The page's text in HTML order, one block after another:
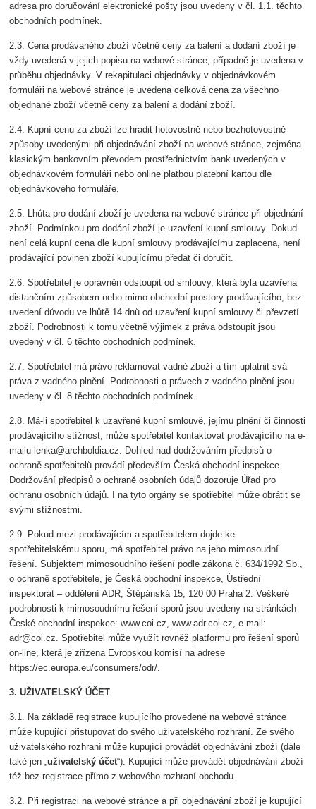
adresa pro doručování elektronické pošty jsou uvedeny v čl. 1.1. těchto
obchodních podmínek.
2.3. Cena prodávaného zboží včetně ceny za balení a dodání zboží je
vždy uvedená v jejich popisu na webové stránce, případně je uvedena v
průběhu objednávky. V rekapitulaci objednávky v objednávkovém
formuláři na webové stránce je uvedena celková cena za všechno
objednané zboží včetně ceny za balení a dodání zboží.
2.4. Kupní cenu za zboží lze hradit hotovostně nebo bezhotovostně
způsoby uvedenými při objednávání zboží na webové stránce, zejména
klasickým bankovním převodem prostřednictvím bank uvedených v
objednávkovém formuláři nebo online platbou platební kartou dle
objednávkového formuláře.
2.5. Lhůta pro dodání zboží je uvedena na webové stránce při objednání
zboží. Podmínkou pro dodání zboží je uzavření kupní smlouvy. Dokud
není celá kupní cena dle kupní smlouvy prodávajícímu zaplacena, není
prodávající povinen zboží kupujícímu předat či doručit.
2.6. Spotřebitel je oprávněn odstoupit od smlouvy, která byla uzavřena
distančním způsobem nebo mimo obchodní prostory prodávajícího, bez
uvedení důvodu ve lhůtě 14 dnů od uzavření kupní smlouvy či převzetí
zboží. Podrobnosti k tomu včetně výjimek z práva odstoupit jsou
uvedený v čl. 6 těchto obchodních podmínek.
2.7. Spotřebitel má právo reklamovat vadné zboží a tím uplatnit svá
práva z vadného plnění. Podrobnosti o právech z vadného plnění jsou
uvedeny v čl. 8 těchto obchodních podmínek.
2.8. Má-li spotřebitel k uzavřené kupní smlouvě, jejímu plnění či činnosti
prodávajícího stížnost, může spotřebitel kontaktovat prodávajícího na e-
mailu lenka@archboldia.cz. Dohled nad dodržováním předpisů o
ochraně spotřebitelů provádí především Česká obchodní inspekce.
Dodržování předpisů o ochraně osobních údajů dozoruje Úřad pro
ochranu osobních údajů. I na tyto orgány se spotřebitel může obrátit se
svými stížnostmi.
2.9. Pokud mezi prodávajícím a spotřebitelem dojde ke
spotřebitelskému sporu, má spotřebitel právo na jeho mimosoudní
řešení. Subjektem mimosoudního řešení podle zákona č. 634/1992 Sb.,
o ochraně spotřebitele, je Česká obchodní inspekce, Ústřední
inspektorát – oddělení ADR, Štěpánská 15, 120 00 Praha 2. Veškeré
podrobnosti k mimosoudnímu řešení sporů jsou uvedeny na stránkách
České obchodní inspekce: www.coi.cz, www.adr.coi.cz, e-mail:
adr@coi.cz. Spotřebitel může využít rovněž platformu pro řešení sporů
on-line, která je zřízena Evropskou komisí na adrese
https://ec.europa.eu/consumers/odr/.
3. UŽIVATELSKÝ ÚČET
3.1. Na základě registrace kupujícího provedené na webové stránce
může kupující přistupovat do svého uživatelského rozhraní. Ze svého
uživatelského rozhraní může kupující provádět objednávání zboží (dále
také jen „uživatelský účet“). Kupující může provádět objednávání zboží
též bez registrace přímo z webového rozhraní obchodu.
3.2. Při registraci na webové stránce a při objednávání zboží je kupující